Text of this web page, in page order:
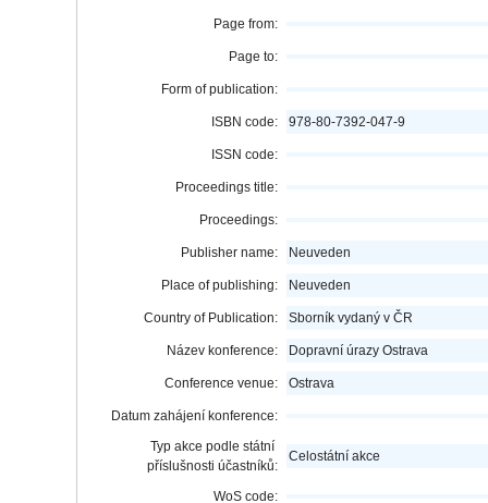
Page from:
Page to:
Form of publication:
ISBN code: 978-80-7392-047-9
ISSN code:
Proceedings title:
Proceedings:
Publisher name: Neuveden
Place of publishing: Neuveden
Country of Publication: Sborník vydaný v ČR
Název konference: Dopravní úrazy Ostrava
Conference venue: Ostrava
Datum zahájení konference:
Typ akce podle státní
příslušnosti účastníků:
Celostátní akce
WoS code: